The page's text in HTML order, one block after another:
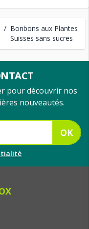
/ Bonbons aux Plantes
Suisses sans sucres
pour découvrir nos
nouveautés.
OK